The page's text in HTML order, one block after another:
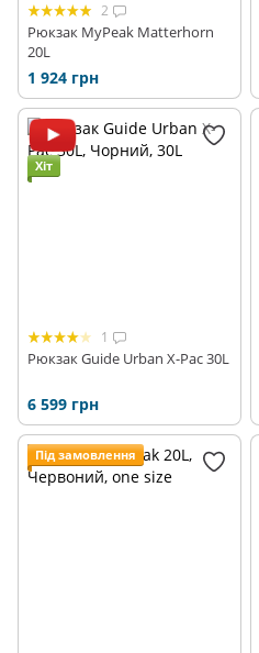
2
Рюкзак MyPeak Matterhorn
20L
1 924 грн
Хіт
1
Рюкзак Guide Urban X-Pac 30L
6 599 грн
Під замовлення